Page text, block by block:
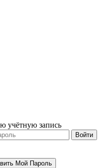
учётную запись